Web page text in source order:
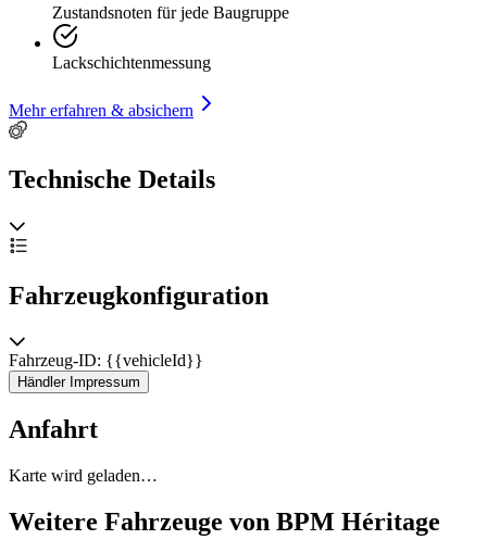
Zustandsnoten für jede Baugruppe
Lackschichtenmessung
Mehr erfahren & absichern
Technische Details
Fahrzeugkonfiguration
Fahrzeug-ID: {{vehicleId}}
Händler Impressum
Anfahrt
Karte wird geladen…
Weitere Fahrzeuge von BPM Héritage